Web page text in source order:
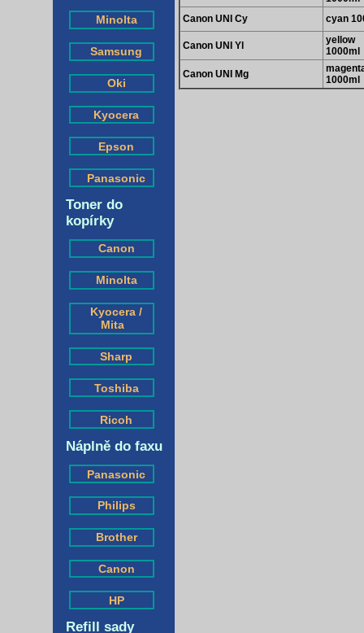
Minolta
Samsung
Oki
Kyocera
Epson
Panasonic
Toner do
kopírky
Canon
Minolta
Kyocera /
Mita
Sharp
Toshiba
Ricoh
Náplně do faxu
Panasonic
Philips
Brother
Canon
HP
Refill sady
Canon UNI Cy
cyan
Canon UNI Yl
yellow
1000ml
Canon UNI Mg
1000ml